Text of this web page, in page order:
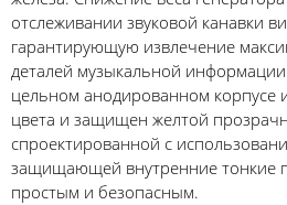
отслеживании звуковой канавки
гарантирующую извлечение
деталей музыкальной
цельном анодированном корпусе
цвета и защищен желтой
спроектированной с
защищающей внутренние тонкие
простым и безопасным.